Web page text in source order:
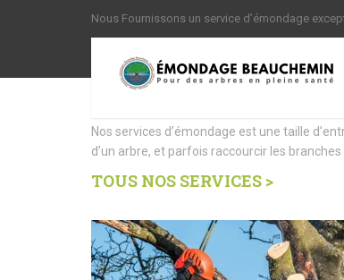
Nous Fournissons un service d’émondage
Nous offrons des
Nos services d’émondage est une taille
d’un arbre, et parfois raccourcir les
TOUS NOS SERVICES >